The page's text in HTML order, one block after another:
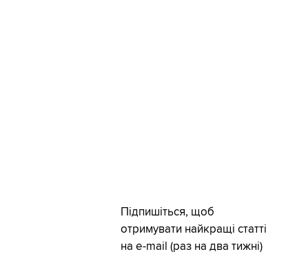
Підпишіться, щоб
отримувати найкращі статті
на e-mail (раз на два тижні)